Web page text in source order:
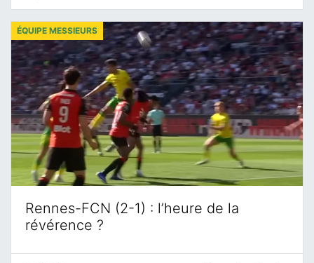
Rennes-FCN (2-1) : l’heure de la
révérence ?
ÉQUIPE MESSIEURS